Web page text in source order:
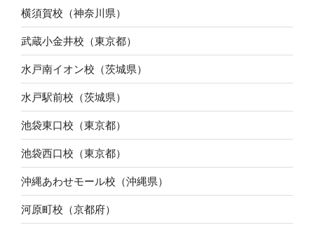
横須賀校（神奈川県）
武蔵小金井校（東京都）
水戸南イオン校（茨城県）
水戸駅前校（茨城県）
池袋東口校（東京都）
池袋西口校（東京都）
沖縄あわせモール校（沖縄県）
河原町校（京都府）